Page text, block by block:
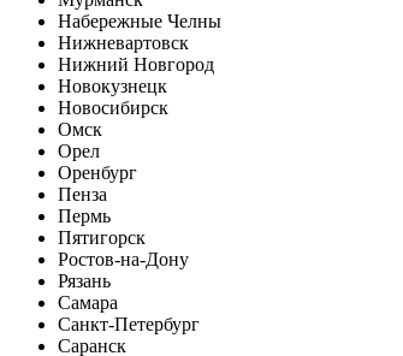
Набережные Челны
Нижневартовск
Нижний Новгород
Новокузнецк
Новосибирск
Омск
Орел
Оренбург
Пенза
Пермь
Пятигорск
Ростов-на-Дону
Рязань
Самара
Санкт-Петербург
Саранск